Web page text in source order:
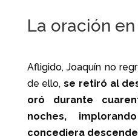
La oración
Afligido, Joaquín no
de ello,se retiró al
oró durante
noches,
concediera